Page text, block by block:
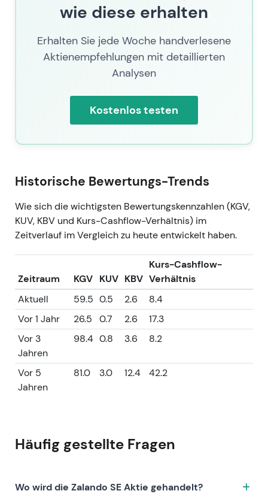
wie diese erhalten
Erhalten Sie jede Woche handverlesene
Aktienempfehlungen mit detaillierten
Analysen
Kostenlos testen
Historische Bewertungs-Trends
Wie sich die wichtigsten Bewertungskennzahlen (KGV,
KUV, KBV und Kurs-Cashflow-Verhältnis) im
Zeitverlauf im Vergleich zu heute entwickelt haben.
Zeitraum KGV KUV KBV
Kurs-Cashflow-
Verhältnis
Aktuell
59.5 0.5 2.6
8.4
Vor 1 Jahr
26.5 0.7 2.6
17.3
Vor 3
Jahren
98.4 0.8 3.6 8.2
Vor 5
Jahren
81.0 3.0 12.4 42.2
Häufig gestellte Fragen
Wo wird die Zalando SE Aktie gehandelt?